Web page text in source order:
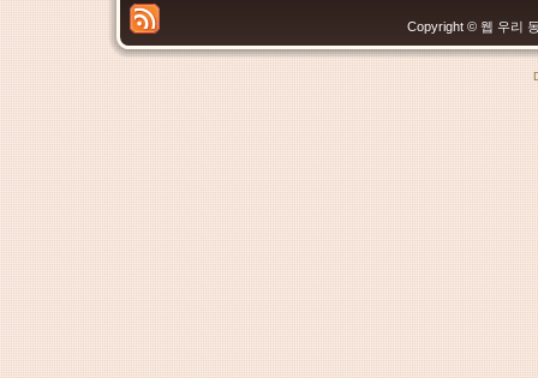
Copyright © 웹 우리